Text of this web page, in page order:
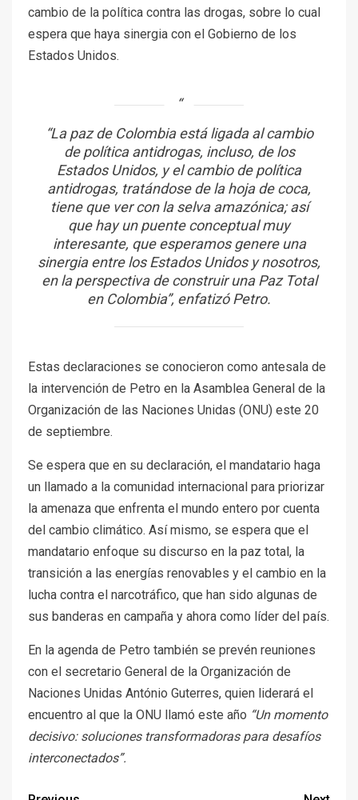
cambio de la política contra las drogas, sobre lo cual
espera que haya sinergia con el Gobierno de los
Estados Unidos.
“La paz de Colombia está ligada al cambio
de política antidrogas, incluso, de los
Estados Unidos, y el cambio de política
antidrogas, tratándose de la hoja de coca,
tiene que ver con la selva amazónica; así
que hay un puente conceptual muy
interesante, que esperamos genere una
sinergia entre los Estados Unidos y nosotros,
en la perspectiva de construir una Paz Total
en Colombia”, enfatizó Petro.
Estas declaraciones se conocieron como antesala de
la intervención de Petro en la Asamblea General de la
Organización de las Naciones Unidas (ONU) este 20
de septiembre.
Se espera que en su declaración, el mandatario haga
un llamado a la comunidad internacional para priorizar
la amenaza que enfrenta el mundo entero por cuenta
del cambio climático. Así mismo, se espera que el
mandatario enfoque su discurso en la paz total, la
transición a las energías renovables y el cambio en la
lucha contra el narcotráfico, que han sido algunas de
sus banderas en campaña y ahora como líder del país.
En la agenda de Petro también se prevén reuniones
con el secretario General de la Organización de
Naciones Unidas António Guterres, quien liderará el
encuentro al que la ONU llamó este año “Un momento
decisivo: soluciones transformadoras para desafíos
interconectados”.